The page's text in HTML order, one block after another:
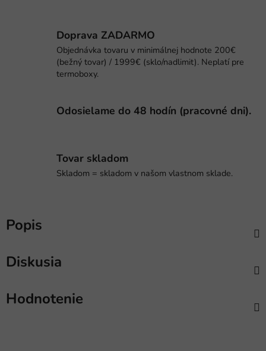
Doprava ZADARMO
Objednávka tovaru v minimálnej hodnote 200€
(bežný tovar) / 1999€ (sklo/nadlimit). Neplatí pre
termoboxy.
Odosielame do 48 hodín (pracovné dni).
Tovar skladom
Skladom = skladom v našom vlastnom sklade.
Popis
Diskusia
Hodnotenie